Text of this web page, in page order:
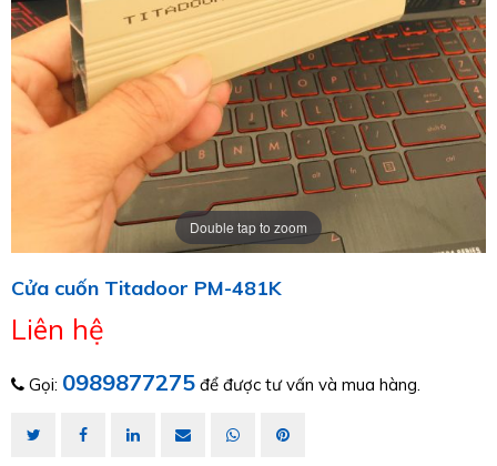
Double tap to zoom
Cửa cuốn Titadoor PM-481K
Liên hệ
Gọi: 0989877275 để được tư vấn và mua hàng.